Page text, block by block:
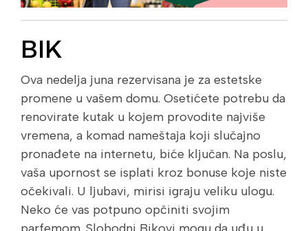
BIK
Ova nedelja juna rezervisana je za estetske
promene u vašem domu. Osetićete potrebu da
renovirate kutak u kojem provodite najviše
vremena, a komad nameštaja koji slučajno
pronađete na internetu, biće ključan. Na poslu,
vaša upornost se isplati kroz bonuse koje niste
očekivali. U ljubavi, mirisi igraju veliku ulogu.
Neko će vas potpuno opčiniti svojim